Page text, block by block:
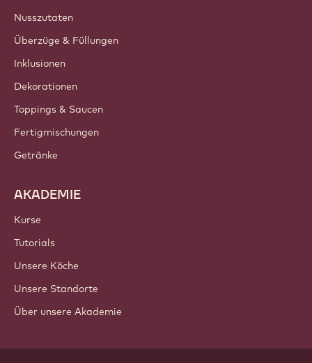
Nusszutaten
Überzüge & Füllungen
Inklusionen
Dekorationen
Toppings & Saucen
Fertigmischungen
Getränke
AKADEMIE
Kurse
Tutorials
Unsere Köche
Unsere Standorte
Über unsere Akademie